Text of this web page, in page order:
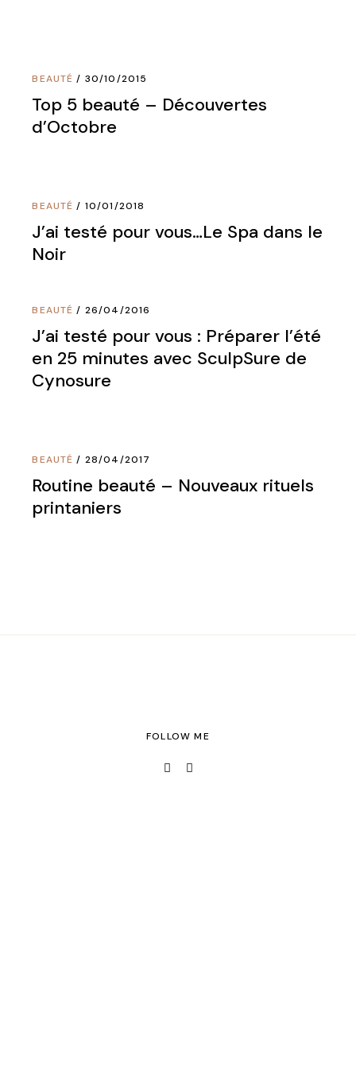
BEAUTÉ 30/10/2015
Top 5 beauté – Découvertes
d’Octobre
BEAUTÉ 10/01/2018
J’ai testé pour vous…Le Spa dans le
Noir
BEAUTÉ 26/04/2016
J’ai testé pour vous : Préparer l’été
en 25 minutes avec SculpSure de
Cynosure
BEAUTÉ 28/04/2017
Routine beauté – Nouveaux rituels
printaniers
FOLLOW ME